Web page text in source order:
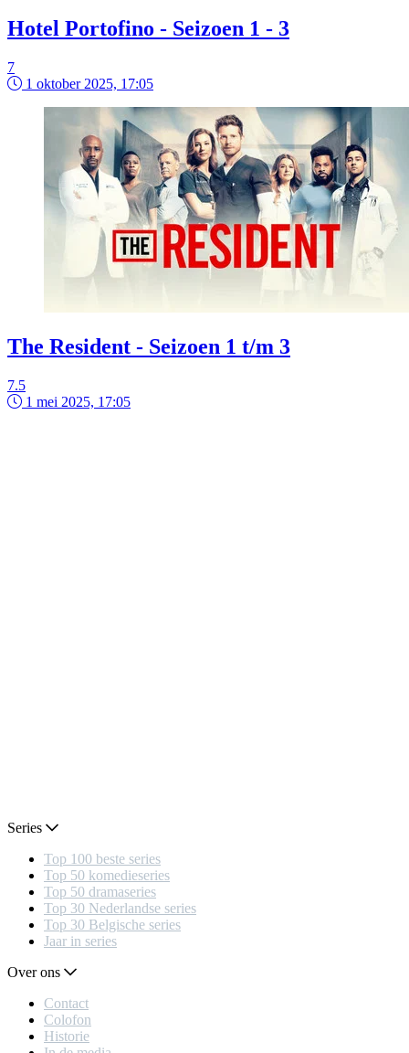
Hotel Portofino - Seizoen 1 - 3
7
1 oktober 2025, 17:05
The Resident - Seizoen 1 t/m 3
7.5
1 mei 2025, 17:05
Series
Top 100 beste series
Top 50 komedieseries
Top 50 dramaseries
Top 30 Nederlandse series
Top 30 Belgische series
Jaar in series
Over ons
Contact
Colofon
Historie